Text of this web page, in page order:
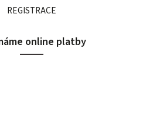
REGISTRACE
online platby